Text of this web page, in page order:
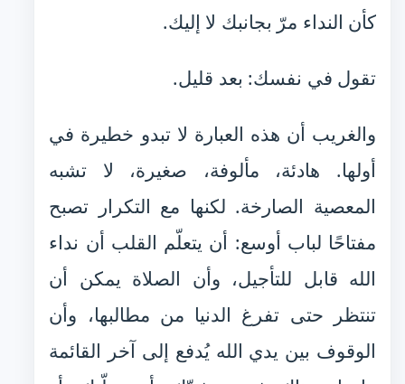
كأن النداء مرّ بجانبك لا إليك.
تقول في نفسك: بعد قليل.
والغريب أن هذه العبارة لا تبدو خطيرة في
أولها. هادئة، مألوفة، صغيرة، لا تشبه
المعصية الصارخة. لكنها مع التكرار تصبح
مفتاحًا لباب أوسع: أن يتعلّم القلب أن نداء
الله قابل للتأجيل، وأن الصلاة يمكن أن
تنتظر حتى تفرغ الدنيا من مطالبها، وأن
الوقوف بين يدي الله يُدفع إلى آخر القائمة